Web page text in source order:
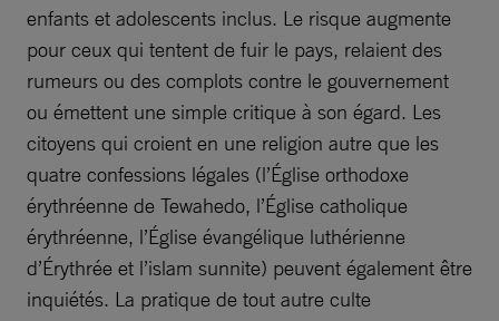
enfants et adolescents inclus. Le risque augmente
pour ceux qui tentent de fuir le pays, relaient des
rumeurs ou des complots contre le gouvernement
ou émettent une simple critique à son égard. Les
citoyens qui croient en une religion autre que les
quatre confessions légales (l’Église orthodoxe
érythréenne de Tewahedo, l’Église catholique
érythréenne, l’Église évangélique luthérienne
d’Érythrée et l’islam sunnite) peuvent également être
inquiétés. La pratique de tout autre culte